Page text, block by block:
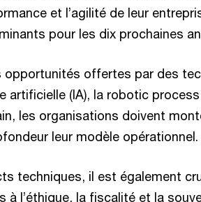
et l’agilité de leur
pour les dix prochaines
opportunités offertes par des
artificielle (IA), la robotic
les organisations doivent
leur modèle opérationnel.
techniques, il est également
à l’éthique, la fiscalité et la